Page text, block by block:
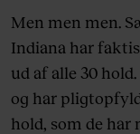
Men men men.
Indiana har
ud af alle 30
og har
hold, som de har